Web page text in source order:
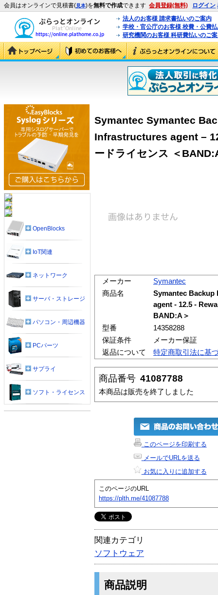
会員はオンラインで見積書(見本)を無料で作成できます 会員登録(無料) ログイン
法人のお客様 請求書払いのご案内
学校・官公庁のお客様 校費・公費
研究機関のお客様 科研費払いのご
Symantec Symantec
Infrastructures agent –
ードライセンス ＜
メーカー
Symantec
商品名
Symantec Backup
agent - 12.5 -
BAND:A＞
型番
14358288
保証条件
メーカー保証
返品について
特定商取引法に基
商品番号 41087788
本商品は販売を終了しました
このページを印刷する
メールでURLを送る
お気に入りに追加する
このページのURL
https://plth.me/41087788
関連カテゴリ
ソフトウェア
商品説明
OpenBlocks
IoT関連
ネットワーク
サーバ・ストレージ
パソコン・周辺機器
PCパーツ
サプライ
ソフト・ライセンス